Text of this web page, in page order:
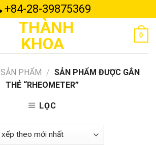
+84-28-39875369
0
SẢN PHẨM / SẢN PHẨM ĐƯỢC GẮN
THẺ “RHEOMETER”
LỌC